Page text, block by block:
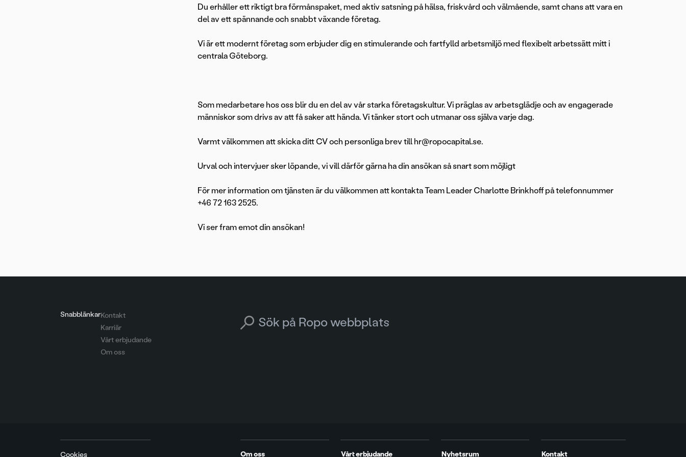
Du erhåller ett riktigt bra förmånspaket, med aktiv satsning på hälsa, friskvård och välmående, samt chans att vara en
del av ett spännande och snabbt växande företag.
Vi är ett modernt företag som erbjuder dig en stimulerande och fartfylld arbetsmiljö med flexibelt arbetssätt mitt i
centrala Göteborg.
Som medarbetare hos oss blir du en del av vår starka företagskultur. Vi präglas av arbetsglädje och av engagerade
människor som drivs av att få saker att hända. Vi tänker stort och utmanar oss själva varje dag.
Varmt välkommen att skicka ditt CV och personliga brev till hr@ropocapital.se.
Urval och intervjuer sker löpande, vi vill därför gärna ha din ansökan så snart som möjligt
För mer information om tjänsten är du välkommen att kontakta Team Leader Charlotte Brinkhoff på telefonnummer
+46 72 163 2525.
Vi ser fram emot din ansökan!
SnabblänkarKontakt
Karriär
Vårt erbjudande
Om oss
Search for:
Cookies Om oss Vårt erbjudande Nyhetsrum Kontakt